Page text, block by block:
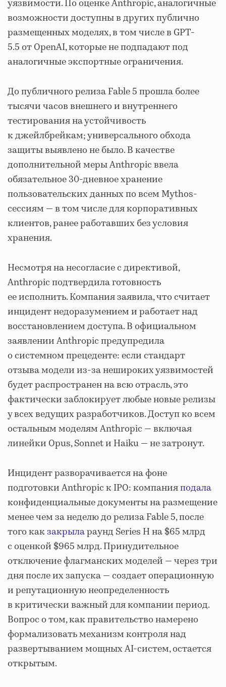
уязвимости. По оценке Anthropic, аналогичные
возможности доступны в других публично
размещенных моделях, в том числе в GPT-
5.5 от OpenAI, которые не подпадают под
аналогичные экспортные ограничения.
До публичного релиза Fable 5 прошла более
тысячи часов внешнего и внутреннего
тестирования на устойчивость
к джейлбрейкам; универсального обхода
защиты выявлено не было. В качестве
дополнительной меры Anthropic ввела
обязательное 30-дневное хранение
пользовательских данных по всем Mythos-
сессиям — в том числе для корпоративных
клиентов, ранее работавших без условия
хранения.
Несмотря на несогласие с директивой,
Anthropic подтвердила готовность
ее исполнить. Компания заявила, что считает
инцидент недоразумением и работает над
восстановлением доступа. В официальном
заявлении Anthropic предупредила
о системном прецеденте: если стандарт
отзыва модели из-за нешироких уязвимостей
будет распространен на всю отрасль, это
фактически заблокирует любые новые релизы
у всех ведущих разработчиков. Доступ ко всем
остальным моделям Anthropic — включая
линейки Opus, Sonnet и Haiku — не затронут.
Инцидент разворачивается на фоне
подготовки Anthropic к IPO: компанияподала
конфиденциальные документы на размещение
менее чем за неделю до релиза Fable 5, после
того какзакрылараунд Series H на $65 млрд
с оценкой $965 млрд. Принудительное
отключение флагманских моделей — через три
дня после их запуска — создает операционную
и репутационную неопределенность
в критически важный для компании период.
Вопрос о том, как правительство намерено
формализовать механизм контроля над
развертыванием мощных AI-систем, остается
открытым.